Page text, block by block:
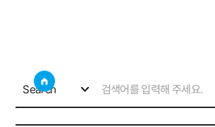
소통게시판
Search